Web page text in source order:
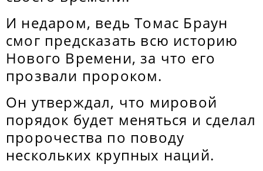
И недаром, ведь Томас Браун
смог предсказать всю историю
Нового Времени, за что его
прозвали пророком.
Он утверждал, что мировой
порядок будет меняться и сделал
пророчества по поводу
нескольких крупных наций.